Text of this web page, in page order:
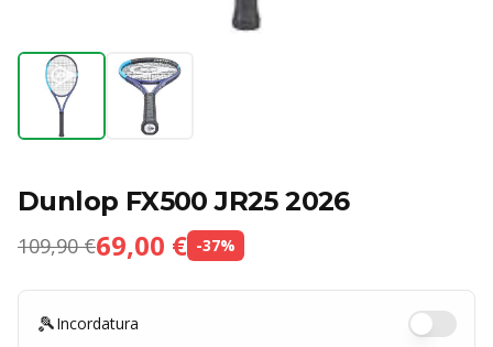
Dunlop FX500 JR25 2026
109,90 €69,00 € -37%
🎾Incordatura